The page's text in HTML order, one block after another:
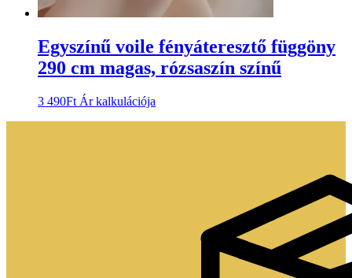
Egyszínű voile fényáteresztő függöny
290 cm magas, rózsaszín színű
3 490Ft Ár kalkulációja